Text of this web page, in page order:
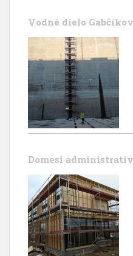
Vodné dielo
Domesi